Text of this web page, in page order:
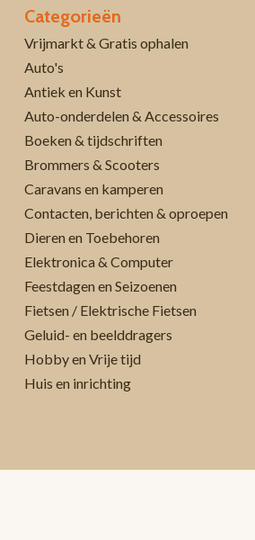
Categorieën
Vrijmarkt & Gratis ophalen
Auto's
Antiek en Kunst
Auto-onderdelen & Accessoires
Boeken & tijdschriften
Brommers & Scooters
Caravans en kamperen
Contacten, berichten & oproepen
Dieren en Toebehoren
Elektronica & Computer
Feestdagen en Seizoenen
Fietsen / Elektrische Fietsen
Geluid- en beelddragers
Hobby en Vrije tijd
Huis en inrichting